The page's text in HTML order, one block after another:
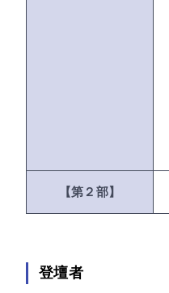
【第２部】
登壇者